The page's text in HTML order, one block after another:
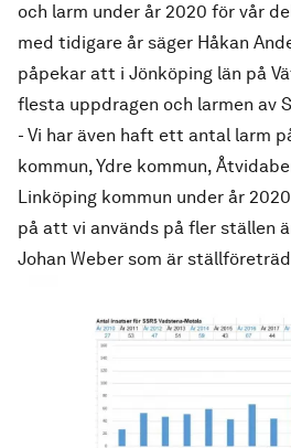
och larm under år 2020 för vår
med tidigare år säger Håkan
påpekar att i Jönköping län på
flesta uppdragen och larmen av
- Vi har även haft ett antal larm
kommun, Ydre kommun,
Linköping kommun under år
på att vi används på fler ställen
Johan Weber som är